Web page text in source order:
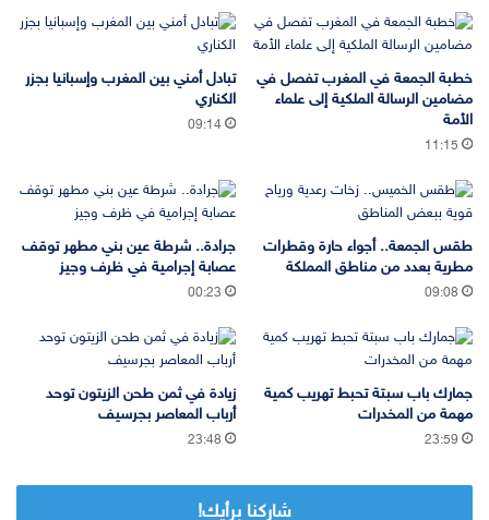
خطبة الجمعة في المغرب تفصل في
مضامين الرسالة الملكية إلى علماء
الأمة
11:15
تبادل أمني بين المغرب وإسبانيا بجزر
الكناري
09:14
طقس الجمعة.. أجواء حارة وقطرات
مطرية بعدد من مناطق المملكة
09:08
جرادة.. شرطة عين بني مطهر توقف
عصابة إجرامية في ظرف وجيز
00:23
جمارك باب سبتة تحبط تهريب كمية
مهمة من المخدرات
23:59
زيادة في ثمن طحن الزيتون توحد
أرباب المعاصر بجرسيف
23:48
شاركنا برأيك!